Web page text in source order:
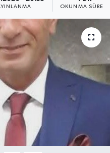
OKUNMA SÜRESI